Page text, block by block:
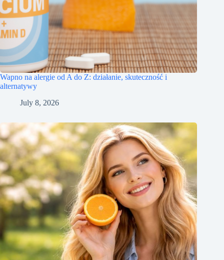
Wapno na alergie od A do Z: działanie, skuteczność i
alternatywy
July 8, 2026